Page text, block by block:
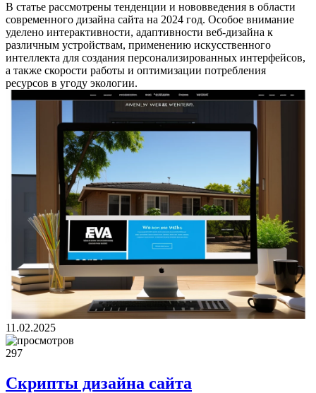
В статье рассмотрены тенденции и нововведения в области
современного дизайна сайта на 2024 год. Особое внимание
уделено интерактивности, адаптивности веб-дизайна к
различным устройствам, применению искусственного
интеллекта для создания персонализированных интерфейсов,
а также скорости работы и оптимизации потребления
ресурсов в угоду экологии.
11.02.2025
297
Скрипты дизайна сайта